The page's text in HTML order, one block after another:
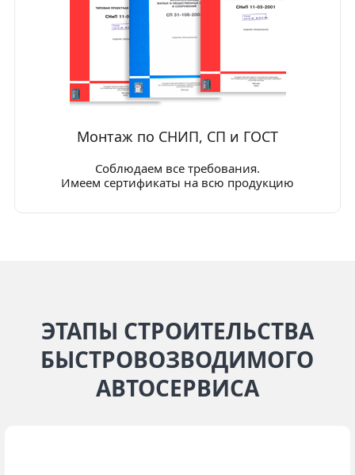
Монтаж по СНИП, СП и ГОСТ
Соблюдаем все требования.
Имеем сертификаты на всю продукцию
ЭТАПЫ СТРОИТЕЛЬСТВА
БЫСТРОВОЗВОДИМОГО
АВТОСЕРВИСА